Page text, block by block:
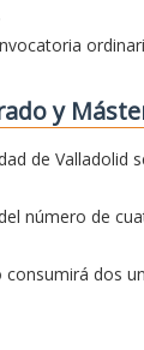
y
de Valladolid
número de
dos